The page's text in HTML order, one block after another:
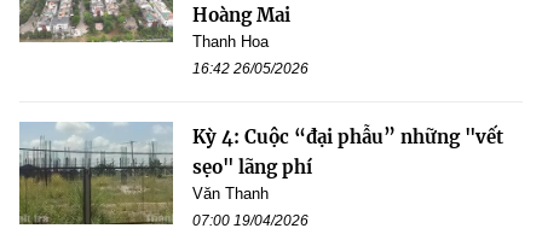
Hoàng Mai
Thanh Hoa
16:42 26/05/2026
Kỳ 4: Cuộc “đại phẫu” những "vết
sẹo" lãng phí
Văn Thanh
07:00 19/04/2026